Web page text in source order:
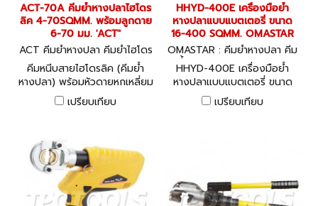
ACT-70A คีมย้ำหางปลาไฮโดร
ลิค 4-70SQMM. พร้อมลูกดาย
6-70 มม. 'ACT"
ACT คีมย้ำหางปลา คีมย้ำไฮโดร
ลิค ACT-70A
คีมหนีบสายไฮโดรลิค (คีมย้ำ
หางปลา) พร้อมหัวดายหกเหลี่ยม
ขนาด 6 - 70 มม. HYDRAULIC
CRIMPING TOOLS
เปรียบเทียบ
HHYD-400E เครื่องมือย้ำ
หางปลาแบบแบตเตอรี่ ขนาด
16-400 SQMM. OMASTAR
OMASTAR : คีมย้ำหางปลา คีม
ย้ำไฮโดรลิค HHYD-400E
HHYD-400E เครื่องมือย้ำ
หางปลาแบบแบตเตอรี่ ขนาด
16-400 SQMM. เครื่องย้ำ
หางปลา แบบแบตเตอรี่ 18 V /
เปรียบเทียบ